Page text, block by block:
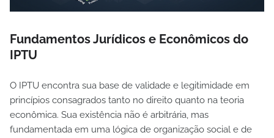
Fundamentos Jurídicos e Econômicos do
IPTU
O IPTU encontra sua base de validade e legitimidade em
princípios consagrados tanto no direito quanto na teoria
econômica. Sua existência não é arbitrária, mas
fundamentada em uma lógica de organização social e de